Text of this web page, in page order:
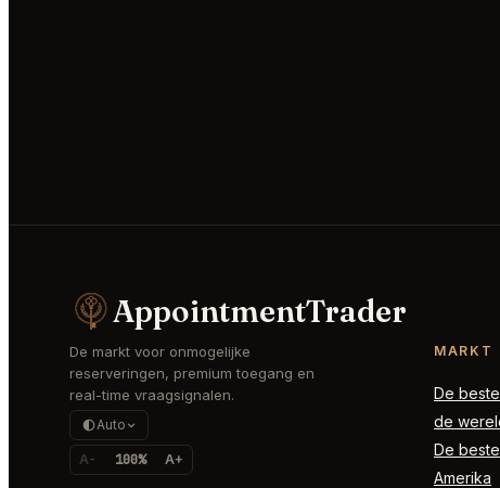
AppointmentTrader
De markt voor onmogelijke
reserveringen, premium toegang en
real-time vraagsignalen.
Auto
A- 100% A+
MARKT
De
de
De
Amerika